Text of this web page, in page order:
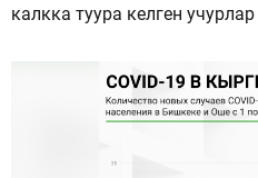
калкка туура келген